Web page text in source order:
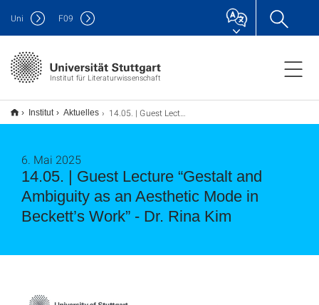
Institut für Literaturwissenschaft
Uni F09
Institut Aktuelles 14.05. | Guest Lecture “Gestalt and Ambiguity as an Aesthetic Mode in Beckett’s Work” - Dr. Rina Kim
14.05. | Guest Lecture “Gestalt and
Ambiguity as an Aesthetic Mode in
Beckett’s Work” - Dr. Rina Kim
6. Mai 2025